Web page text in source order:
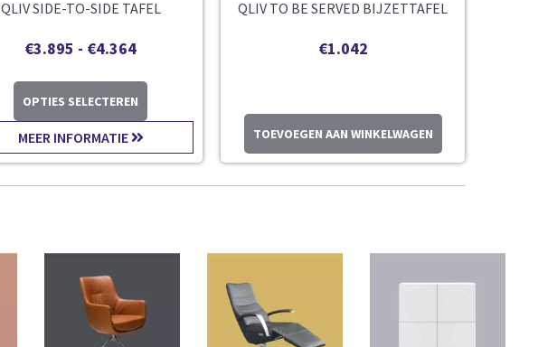
QLIV SIDE-TO-SIDE TAFEL
€3.895 - €4.364
OPTIES SELECTEREN
MEER INFORMATIE
QLIV TO BE SERVED BIJZETTAFEL
€1.042
TOEVOEGEN AAN WINKELWAGEN